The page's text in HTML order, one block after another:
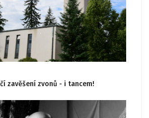
zavěšení zvonů - i tancem!